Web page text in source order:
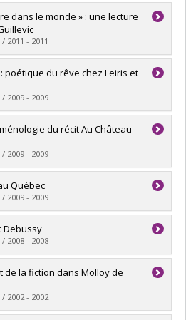
Marjolaine
Papyrus
dans le monde » : une lecture
- 2011
Papyrus
poétique du rêve chez Leiris et
2009 - 2009
Papyrus
du récit Au Château
2009 - 2009
Papyrus
Québec
2009 - 2009
Mélanie
Papyrus
Debussy
2008 - 2008
Papyrus
la fiction dans Molloy de
2002 - 2002